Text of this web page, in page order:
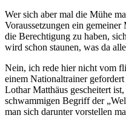
Wer sich aber mal die Mühe
Voraussetzungen ein
die Berechtigung zu haben,
wird schon staunen, was da
Nein, ich rede hier nicht vom
einem Nationaltrainer
Lothar Matthäus gescheitert
schwammigen Begriff der
man sich darunter vorstellen